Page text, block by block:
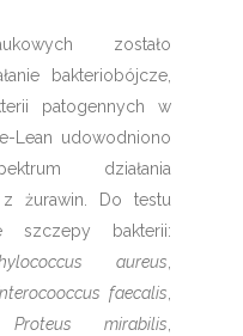
zostało
bakteriobójcze,
patogennych w
Lean udowodniono
działania
żurawin. Do testu
szczepy bakterii:
aureus
faecalis
Proteus mirabilis